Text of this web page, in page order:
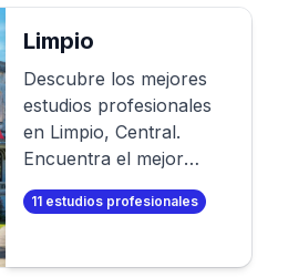
profesionales en
minutos!
Limpio
Descubre los mejores
estudios profesionales
en Limpio, Central.
Encuentra el mejor
fotógrafo para tu sesión
de fotos profesional. O
propias fotos
11 estudios profesionales